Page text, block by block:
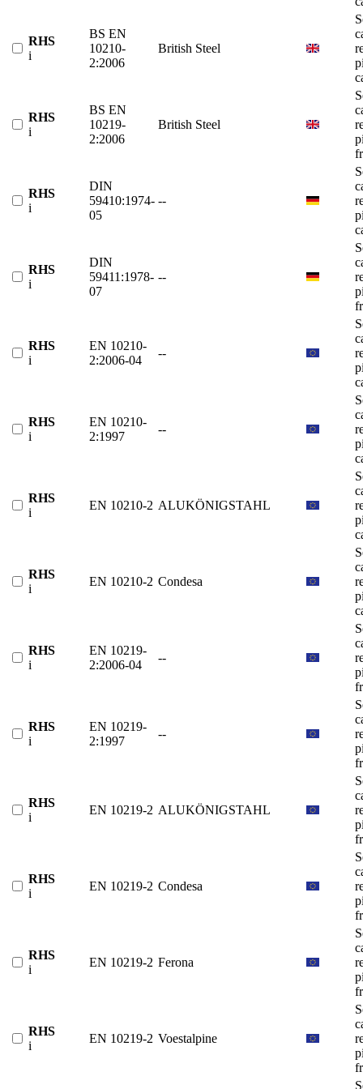
RHS
i
BS EN
10210-
2:2006
British Steel
RHS
i
BS EN
10219-
2:2006
British Steel
RHS
i
DIN
59410:1974-
05
--
RHS
i
DIN
59411:1978-
07
--
RHS
i
EN 10210-
2:2006-04
--
RHS
i
EN 10210-
2:1997
--
RHS
i
EN 10210-2 ALUKÖNIGSTAHL
RHS
i
EN 10210-2 Condesa
RHS
i
EN 10219-
2:2006-04
--
RHS
i
EN 10219-
2:1997
--
RHS
i
EN 10219-2 ALUKÖNIGSTAHL
RHS
i
EN 10219-2 Condesa
RHS
i
EN 10219-2 Ferona
RHS
i
EN 10219-2 Voestalpine